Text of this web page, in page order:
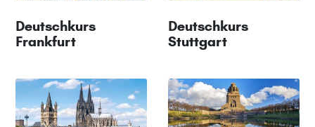
Deutschkurs
Frankfurt
Deutschkurs
Stuttgart